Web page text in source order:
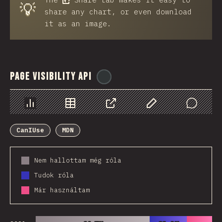
💡
share any chart, or even download
it as an image.
Page Visibility API
Diagramok Adatok MegosztásCustomize Data
Comments
CanIUse
MDN
Nem hallottam még róla
Tudok róla
Már használtam